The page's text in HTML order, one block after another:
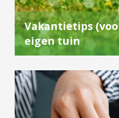
Vakantietips
eigen tuin